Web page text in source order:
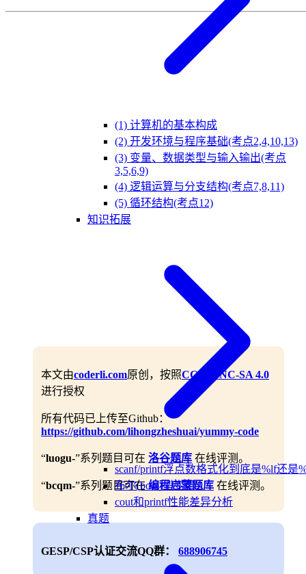
(1) 计算机的基本构成
(2) 开发环境与程序基础(考点2,4,10,13)
(3) 变量、数据类型与输入输出(考点
3,5,6,9)
(4) 逻辑运算与分支结构(考点7,8,11)
(5) 循环结构(考点12)
知识拓展
scanf/printf浮点数格式化到底是%lf还是
布尔(bool)型变量
cout和printf性能差异分析
真题
本文由coderli.com原创，按照CC BY-NC-SA 4.0
进行授权
所有代码已上传至Github：
https://github.com/lihongzheshuai/yummy-code
“luogu-”系列题目可在 洛谷题库 在线评测。
“bcqm-”系列题目可在编程启蒙题库 在线评测。
GESP/CSP认证交流QQ群： 688906745